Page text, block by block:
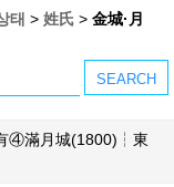
태 >姓氏 >金城·月
④滿月城(1800)┆東